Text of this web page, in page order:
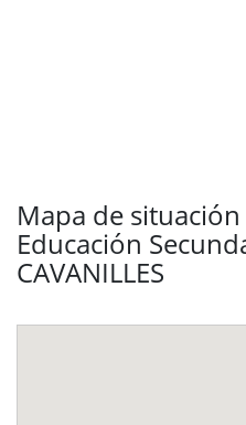
Mapa de
Educación
CAVANILLES